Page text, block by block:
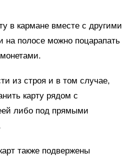
в кармане вместе с другими
на полосе можно поцарапать
из строя и в том случае,
карту рядом с
либо под прямыми
также подвержены